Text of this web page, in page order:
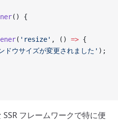
() {
( 'resize' , () => {
ドウサイズが変更されました' );
フレームワークで特に便